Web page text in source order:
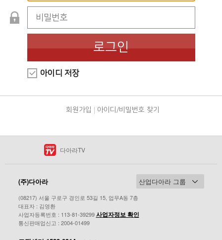
로그인
아이디 저장
회원가입 아이디/비밀번호 찾기
다아라TV
(주)다아라
(08217) 서울 구로구 경인로 53길 15, 업무A동 7층
대표자 : 김영환
사업자등록번호 : 113-81-39299사업자정보 확인
통신판매업신고 : 2004-01499